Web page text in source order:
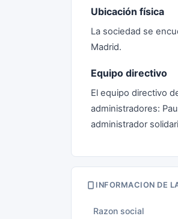
Ubicación física
La sociedad se
Madrid.
Equipo directivo
El equipo directivo
administradores:
administrador
INFORMACION DE
Razon social